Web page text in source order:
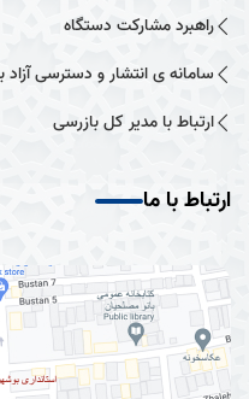
راهبرد مشارکت دستگاه
سامانه ی انتشار و دسترسی آزاد
ارتباط با مدیر کل بازرسی
ارتباط با ما